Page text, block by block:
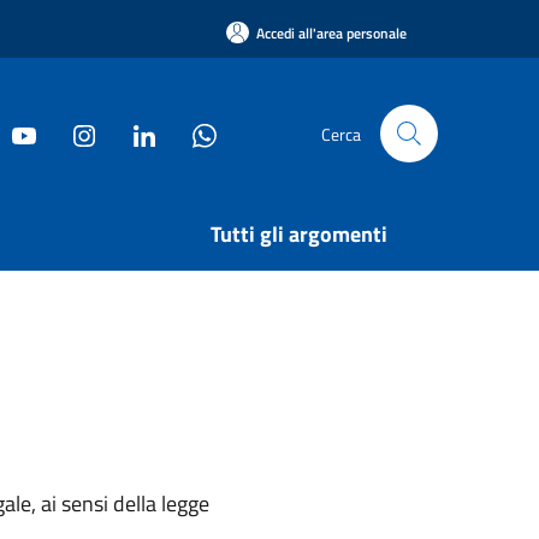
Accedi all'area personale
Cerca
Tutti gli argomenti
ai sensi della legge